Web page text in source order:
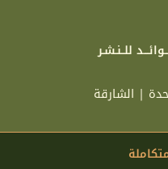
للــنـشـر
| الشارقة